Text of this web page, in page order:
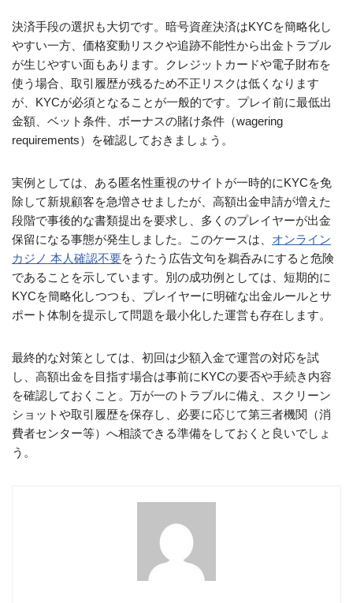
決済手段の選択も大切です。暗号資産決済はKYCを簡略化し
やすい一方、価格変動リスクや追跡不能性から出金トラブル
が生じやすい面もあります。クレジットカードや電子財布を
使う場合、取引履歴が残るため不正リスクは低くなります
が、KYCが必須となることが一般的です。プレイ前に最低出
金額、ベット条件、ボーナスの賭け条件（wagering
requirements）を確認しておきましょう。
実例としては、ある匿名性重視のサイトが一時的にKYCを免
除して新規顧客を急増させましたが、高額出金申請が増えた
段階で事後的な書類提出を要求し、多くのプレイヤーが出金
保留になる事態が発生しました。このケースは、 オンライン
カジノ 本人確認不要をうたう広告文句を鵜呑みにすると危険
であることを示しています。別の成功例としては、短期的に
KYCを簡略化しつつも、プレイヤーに明確な出金ルールとサ
ポート体制を提示して問題を最小化した運営も存在します。
最終的な対策としては、初回は少額入金で運営の対応を試
し、高額出金を目指す場合は事前にKYCの要否や手続き内容
を確認しておくこと。万が一のトラブルに備え、スクリーン
ショットや取引履歴を保存し、必要に応じて第三者機関（消
費者センター等）へ相談できる準備をしておくと良いでしょ
う。